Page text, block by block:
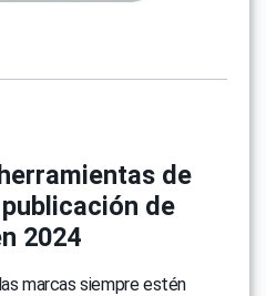
de
de
2024
marcas siempre estén